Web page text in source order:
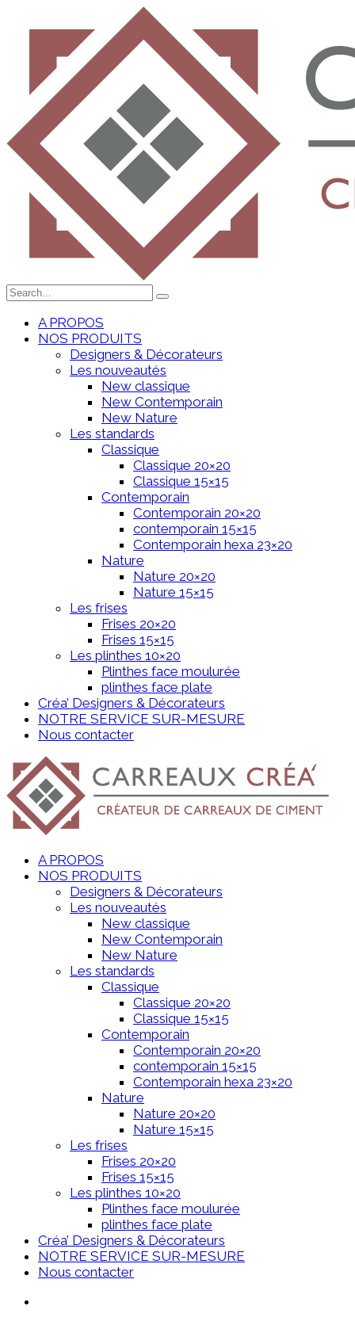
A PROPOS
NOS PRODUITS
Designers & Décorateurs
Les nouveautés
New classique
New Contemporain
New Nature
Les standards
Classique
Classique 20×20
Classique 15×15
Contemporain
Contemporain 20×20
contemporain 15×15
Contemporain hexa 23×20
Nature
Nature 20×20
Nature 15×15
Les frises
Frises 20×20
Frises 15×15
Les plinthes 10×20
Plinthes face moulurée
plinthes face plate
Créa’ Designers & Décorateurs
NOTRE SERVICE SUR-MESURE
Nous contacter
A PROPOS
NOS PRODUITS
Designers & Décorateurs
Les nouveautés
New classique
New Contemporain
New Nature
Les standards
Classique
Classique 20×20
Classique 15×15
Contemporain
Contemporain 20×20
contemporain 15×15
Contemporain hexa 23×20
Nature
Nature 20×20
Nature 15×15
Les frises
Frises 20×20
Frises 15×15
Les plinthes 10×20
Plinthes face moulurée
plinthes face plate
Créa’ Designers & Décorateurs
NOTRE SERVICE SUR-MESURE
Nous contacter